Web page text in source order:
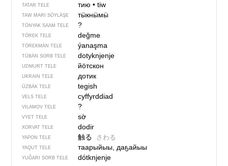
TATAR TELE тию• tiw
TAW MARI SÖYLÄŞE тӹкнӹмӹ
TÖNYAK SAAM TELE ?
TÖREK TELE değme
TÖREKMÄN TELE ýanaşma
TÜBÄN SORB TELE dotyknjenje
UDMURT TELE йӧтскон
UKRAIN TELE дотик
ÜZBÄK TELE tegish
VELS TELE cyffyrddiad
VILAMOV TELE ?
VYET TELE sờ
XORVAT TELE dodir
YAPON TELE 触る さわる
YAQUT TELE таарыйыы, даҕайыы
YUĞARI SORB TELE dótknjenje